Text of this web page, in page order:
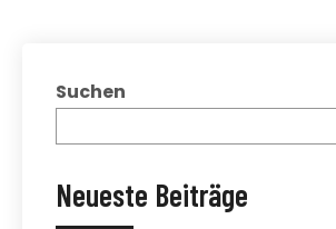
Suchen
Neueste Beiträge